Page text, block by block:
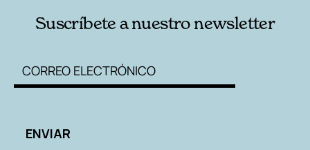
Suscríbete a nuestro newsletter